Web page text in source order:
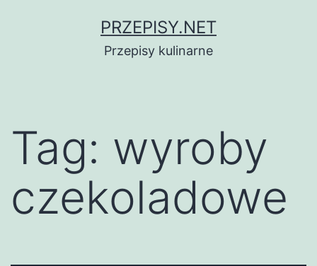
PRZEPISY.NET
Przepisy kulinarne
Tag: wyroby
czekoladowe